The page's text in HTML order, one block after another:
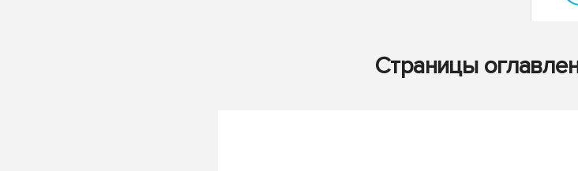
Страницы